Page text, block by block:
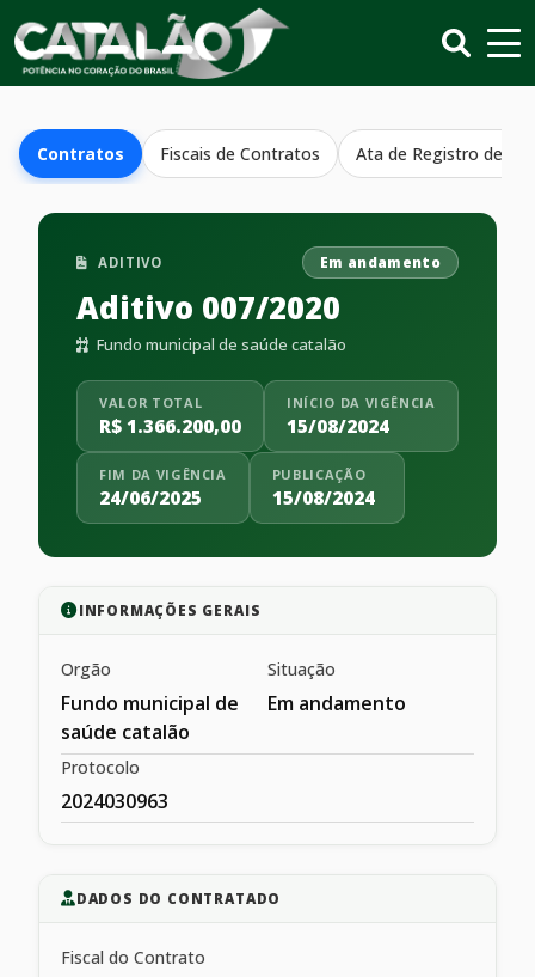
Contratos Fiscais de Contratos Ata de Registro de
ADITIVO Em andamento
Aditivo 007/2020
Fundo municipal de saúde catalão
VALOR TOTAL
R$ 1.366.200,00
INÍCIO DA VIGÊNCIA
15/08/2024
FIM DA VIGÊNCIA
24/06/2025
PUBLICAÇÃO
15/08/2024
INFORMAÇÕES GERAIS
Orgão
Fundo municipal de
saúde catalão
Situação
Em andamento
Protocolo
2024030963
DADOS DO CONTRATADO
Fiscal do Contrato